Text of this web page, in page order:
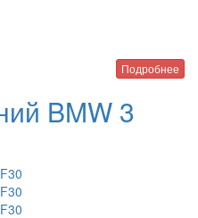
Подробнее
BMW 3